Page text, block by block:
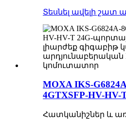
Տեսնել ավելի շատ
MOXA IKS-
4GTXSFP-HV-
Հատկանիշներ և